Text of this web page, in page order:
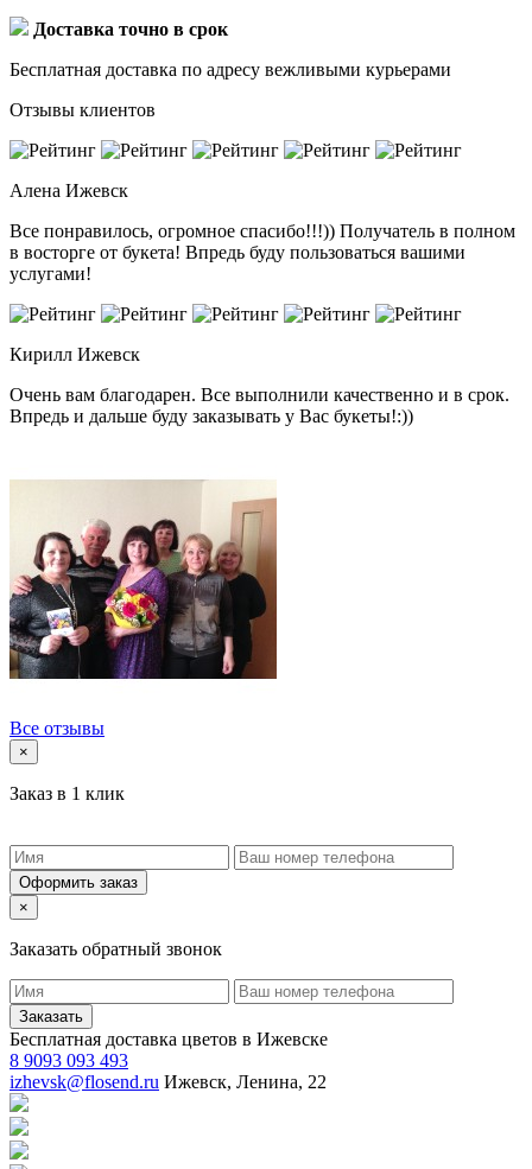
Доставка точно в срок
Бесплатная доставка по адресу вежливыми курьерами
Отзывы клиентов
Алена Ижевск
Все понравилось, огромное спасибо!!!)) Получатель в полном
в восторге от букета! Впредь буду пользоваться вашими
услугами!
Кирилл Ижевск
Очень вам благодарен. Все выполнили качественно и в срок.
Впредь и дальше буду заказывать у Вас букеты!:))
Все отзывы
×
Заказ в 1 клик
Оформить заказ
×
Заказать обратный звонок
Заказать
Бесплатная доставка цветов в Ижевске
8 9093 093 493
izhevsk@flosend.ru Ижевск, Ленина, 22